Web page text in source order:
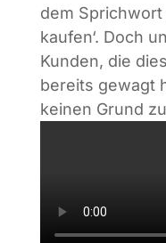
dem Sprichwort
kaufen‘. Doch
Kunden, die
bereits gewagt
keinen Grund